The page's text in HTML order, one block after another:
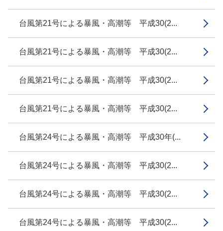
台風第21号による暴風・高潮等 平成30(2...
台風第21号による暴風・高潮等 平成30(2...
台風第21号による暴風・高潮等 平成30(2...
台風第21号による暴風・高潮等 平成30(2...
台風第24号による暴風・高潮等 平成30年(...
台風第24号による暴風・高潮等 平成30(2...
台風第24号による暴風・高潮等 平成30(2...
台風第24号による暴風・高潮等 平成30(2...